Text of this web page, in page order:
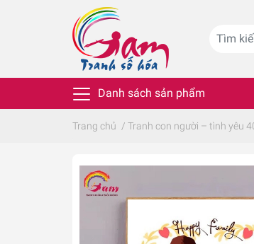
Danh sách sản phẩm
Trang chủ / Tranh con người – tình yêu